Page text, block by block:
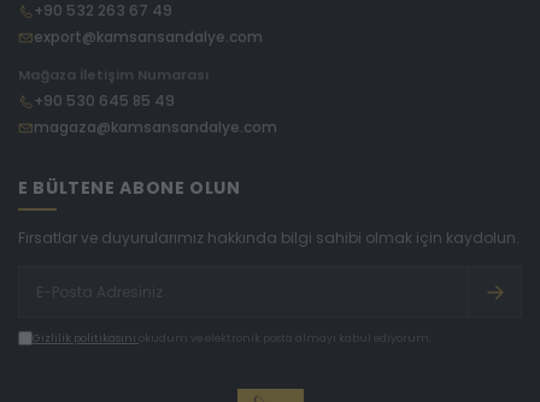
+90 532 263 67 49
export@kamsansandalye.com
Mağaza İletişim Numarası
+90 530 645 85 49
magaza@kamsansandalye.com
E BÜLTENE ABONE OLUN
Fırsatlar ve duyurularımız hakkında bilgi sahibi olmak için kaydolun.
Gizlilik politikasını okudum ve elektronik posta almayı kabul ediyorum.